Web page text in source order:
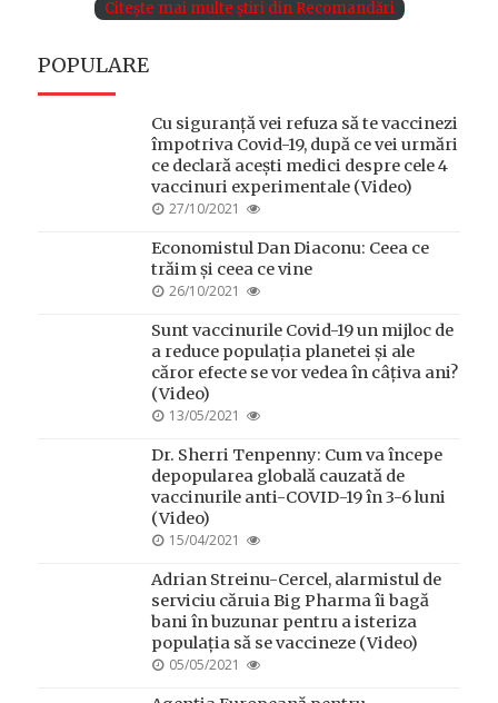
Citește mai multe știri din Recomandări
POPULARE
Cu siguranță vei refuza să te vaccinezi
împotriva Covid-19, după ce vei urmări
ce declară acești medici despre cele 4
vaccinuri experimentale (Video)
POSTED
27/10/2021
Economistul Dan Diaconu: Ceea ce
trăim și ceea ce vine
POSTED
26/10/2021
Sunt vaccinurile Covid-19 un mijloc de
a reduce populația planetei și ale
căror efecte se vor vedea în câțiva ani?
(Video)
POSTED
13/05/2021
Dr. Sherri Tenpenny: Cum va începe
depopularea globală cauzată de
vaccinurile anti-COVID-19 în 3-6 luni
(Video)
POSTED
15/04/2021
Adrian Streinu-Cercel, alarmistul de
serviciu căruia Big Pharma îi bagă
bani în buzunar pentru a isteriza
populația să se vaccineze (Video)
POSTED
05/05/2021